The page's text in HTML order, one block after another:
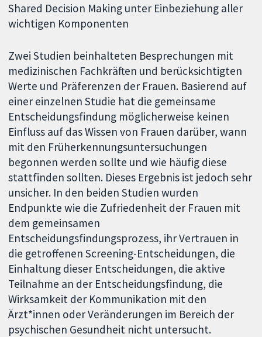
Shared Decision Making unter Einbeziehung aller
wichtigen Komponenten
Zwei Studien beinhalteten Besprechungen mit
medizinischen Fachkräften und berücksichtigten
Werte und Präferenzen der Frauen. Basierend auf
einer einzelnen Studie hat die gemeinsame
Entscheidungsfindung möglicherweise keinen
Einfluss auf das Wissen von Frauen darüber, wann
mit den Früherkennungsuntersuchungen
begonnen werden sollte und wie häufig diese
stattfinden sollten. Dieses Ergebnis ist jedoch sehr
unsicher. In den beiden Studien wurden
Endpunkte wie die Zufriedenheit der Frauen mit
dem gemeinsamen
Entscheidungsfindungsprozess, ihr Vertrauen in
die getroffenen Screening-Entscheidungen, die
Einhaltung dieser Entscheidungen, die aktive
Teilnahme an der Entscheidungsfindung, die
Wirksamkeit der Kommunikation mit den
Ärzt*innen oder Veränderungen im Bereich der
psychischen Gesundheit nicht untersucht.